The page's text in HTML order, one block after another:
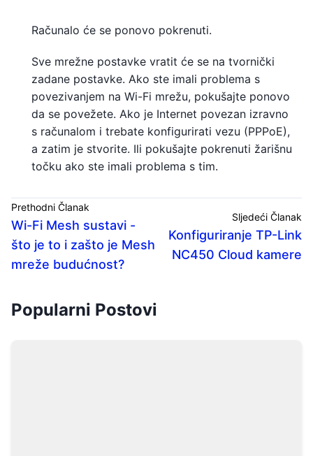
Računalo će se ponovo pokrenuti.
Sve mrežne postavke vratit će se na tvornički
zadane postavke. Ako ste imali problema s
povezivanjem na Wi-Fi mrežu, pokušajte ponovo
da se povežete. Ako je Internet povezan izravno
s računalom i trebate konfigurirati vezu (PPPoE),
a zatim je stvorite. Ili pokušajte pokrenuti žarišnu
točku ako ste imali problema s tim.
Prethodni Članak
Wi-Fi Mesh sustavi -
što je to i zašto je Mesh
mreže budućnost?
Sljedeći Članak
Konfiguriranje TP-Link
NC450 Cloud kamere
Popularni Postovi